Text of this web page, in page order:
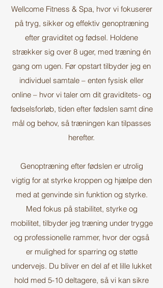
Wellcome Fitness & Spa, hvor vi fokuserer
på tryg, sikker og effektiv genoptræning
efter graviditet og fødsel. Holdene
strækker sig over 8 uger, med træning én
gang om ugen. Før opstart tilbyder jeg en
individuel samtale – enten fysisk eller
online – hvor vi taler om dit graviditets- og
fødselsforløb, tiden efter fødslen samt dine
mål og behov, så træningen kan tilpasses
herefter.
Genoptræning efter fødslen er utrolig
vigtig for at styrke kroppen og hjælpe den
med at genvinde sin funktion og styrke.
Med fokus på stabilitet, styrke og
mobilitet, tilbyder jeg træning under trygge
og professionelle rammer, hvor der også
er mulighed for sparring og støtte
undervejs. Du bliver en del af et lille lukket
hold med 5-10 deltagere, så vi kan sikre